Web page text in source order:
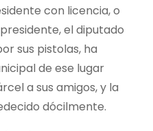
con licencia, o
el diputado
sus pistolas, ha
de ese lugar
a sus amigos, y la
dócilmente.